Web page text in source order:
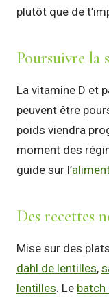
plutôt que de
Poursuivre la
La vitamine D et
peuvent être
poids viendra
moment des
guide sur l’
Des recettes
Mise sur des
dahl de lentilles,
lentilles. Le batch